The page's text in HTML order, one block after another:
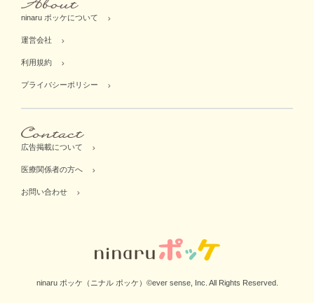
ninaru ポッケについて
運営会社
利用規約
プライバシーポリシー
広告掲載について
医療関係者の方へ
お問い合わせ
ninaru ポッケ（ニナル ポッケ）©ever sense, Inc. All Rights Reserved.